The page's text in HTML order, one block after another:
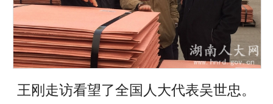
王刚走访看望了全国人大代表吴世忠。